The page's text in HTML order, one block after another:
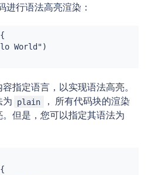
进行语法高亮渲染：
World")
指定语言，以实现语法高亮。
为
plain
， 所有代码块的渲染
但是，您可以指定其语法为